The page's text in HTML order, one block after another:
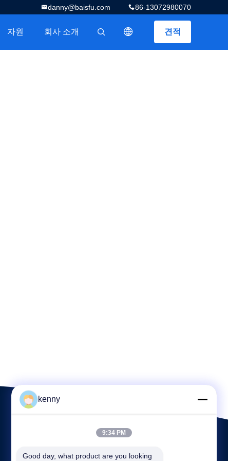
86-13072980070
danny@baisfu.com
견적
자원 회사 소개
kenny
9:34 PM
Good day, what product are you looking